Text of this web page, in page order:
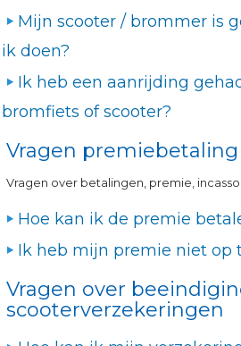
Mijn scooter / brommer is
ik doen?
Ik heb een aanrijding
bromfiets of scooter?
Vragen premiebetaling
Vragen over betalingen, premie,
Hoe kan ik de premie
Ik heb mijn premie niet op
Vragen over
scooterverzekeringen